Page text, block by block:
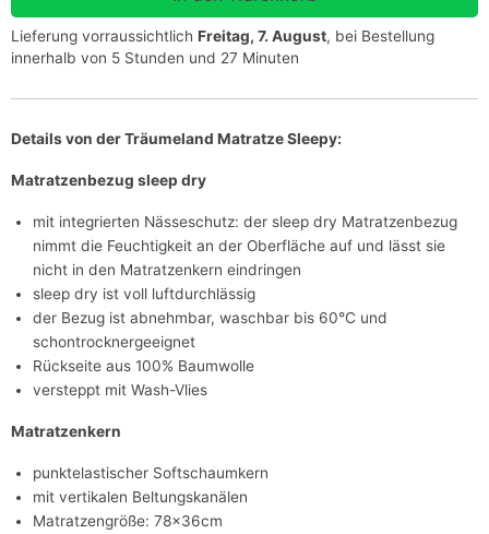
Lieferung vorraussichtlich Freitag, 7. August, bei Bestellung
innerhalb von 5 Stunden und 27 Minuten
Details von der Träumeland Matratze Sleepy:
Matratzenbezug sleep dry
mit integrierten Nässeschutz: der sleep dry Matratzenbezug
nimmt die Feuchtigkeit an der Oberfläche auf und lässt sie
nicht in den Matratzenkern eindringen
sleep dry ist voll luftdurchlässig
der Bezug ist abnehmbar, waschbar bis 60°C und
schontrocknergeeignet
Rückseite aus 100% Baumwolle
versteppt mit Wash-Vlies
Matratzenkern
punktelastischer Softschaumkern
mit vertikalen Beltungskanälen
Matratzengröße: 78x36cm